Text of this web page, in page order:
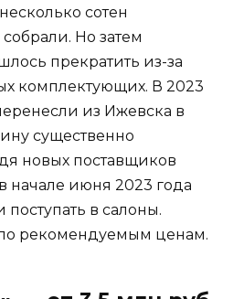
сотен
Но затем
прекратить из-за
комплектующих. В 2023
из Ижевска в
существенно
новых поставщиков
начале июня 2023 года
в салоны.
рекомендуемым ценам.